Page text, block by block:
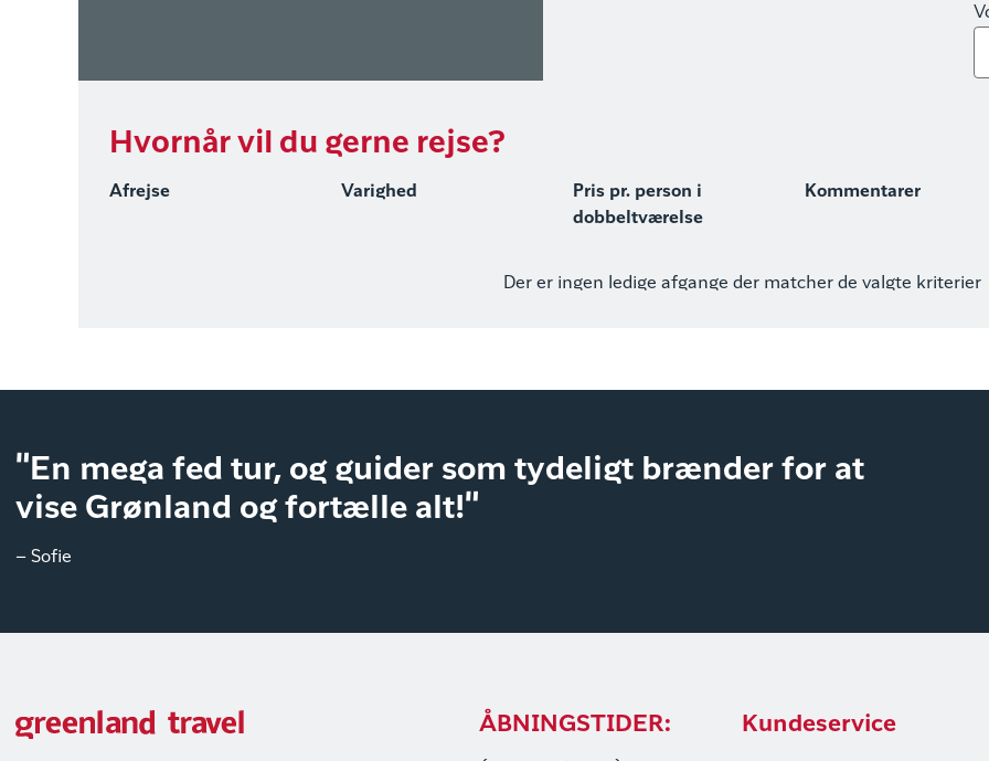
Hvornår vil du gerne rejse?
Afrejse Varighed
Pris pr. person i
dobbeltværelse
Kommentarer
Der er ingen ledige afgange der matcher de valgte kriterier
"En mega fed tur, og guider som tydeligt brænder for at
vise Grønland og fortælle alt!"
– Sofie
ÅBNINGSTIDER: Kundeservice